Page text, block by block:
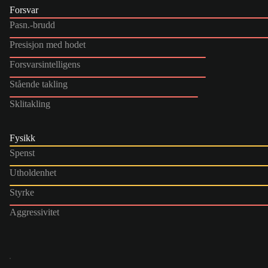
Forsvar
Pasn.-brudd
Presisjon med hodet
Forsvarsintelligens
Stående takling
Sklitakling
Fysikk
Spenst
Utholdenhet
Styrke
Aggressivitet